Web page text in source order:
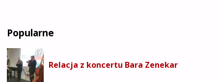
Popularne